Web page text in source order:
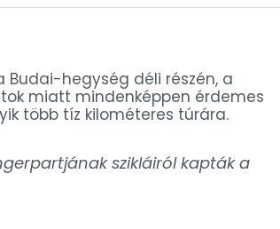
Budai-hegység déli részén, a
miatt mindenképpen érdemes
több tíz kilométeres túrára.
szikláiról kapták a